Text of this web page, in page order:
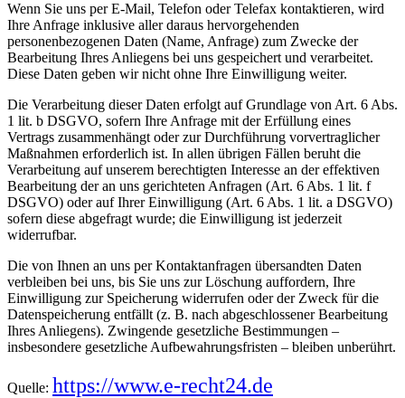
Wenn Sie uns per E-Mail, Telefon oder Telefax kontaktieren, wird
Ihre Anfrage inklusive aller daraus hervorgehenden
personenbezogenen Daten (Name, Anfrage) zum Zwecke der
Bearbeitung Ihres Anliegens bei uns gespeichert und verarbeitet.
Diese Daten geben wir nicht ohne Ihre Einwilligung weiter.
Die Verarbeitung dieser Daten erfolgt auf Grundlage von Art. 6 Abs.
1 lit. b DSGVO, sofern Ihre Anfrage mit der Erfüllung eines
Vertrags zusammenhängt oder zur Durchführung vorvertraglicher
Maßnahmen erforderlich ist. In allen übrigen Fällen beruht die
Verarbeitung auf unserem berechtigten Interesse an der effektiven
Bearbeitung der an uns gerichteten Anfragen (Art. 6 Abs. 1 lit. f
DSGVO) oder auf Ihrer Einwilligung (Art. 6 Abs. 1 lit. a DSGVO)
sofern diese abgefragt wurde; die Einwilligung ist jederzeit
widerrufbar.
Die von Ihnen an uns per Kontaktanfragen übersandten Daten
verbleiben bei uns, bis Sie uns zur Löschung auffordern, Ihre
Einwilligung zur Speicherung widerrufen oder der Zweck für die
Datenspeicherung entfällt (z. B. nach abgeschlossener Bearbeitung
Ihres Anliegens). Zwingende gesetzliche Bestimmungen –
insbesondere gesetzliche Aufbewahrungsfristen – bleiben unberührt.
Quelle: https://www.e-recht24.de